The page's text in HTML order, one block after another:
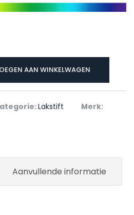
AAN WINKELWAGEN
Lakstift
Merk:
Aanvullende informatie